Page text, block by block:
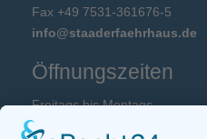
Fax +49 7531-361676-5
info@staaderfaehrhaus.de
Öffnungszeiten
Freitags bis Montags
12:00 Uhr bis 14:30 Uhr und